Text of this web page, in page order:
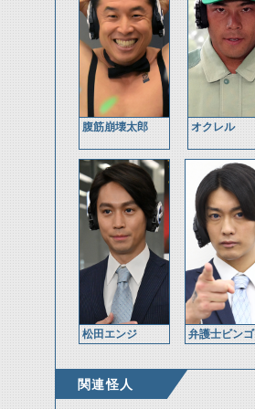
腹筋崩壊太郎 オクレル
松田エンジ 弁護士ビンゴ
関連怪人